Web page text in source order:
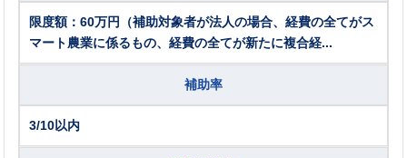
限度額：60万円（補助対象者が法人の場合、経費の全てがス
マート農業に係るもの、経費の全てが新たに複合経...
補助率
3/10以内